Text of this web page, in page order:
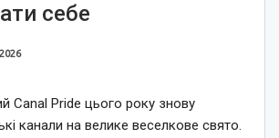
себе
Canal Pride цього року знову
канали на велике веселкове свято.